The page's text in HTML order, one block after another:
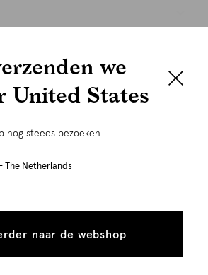
en daarmee vergelijkbare
personaliseren...
toestaan
we
United States
nog steeds bezoeken
The Netherlands
naar de webshop